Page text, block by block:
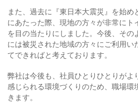
また、過去に『東日本大震災』を始め
にあたった際、現地の方々が非常にト
を目の当たりにしました。今後、その
には被災された地域の方々にご利用い
てできればと考えております。
弊社は今後も、社員ひとりひとりがよ
感じられる環境づくりのため、職場環
きます。